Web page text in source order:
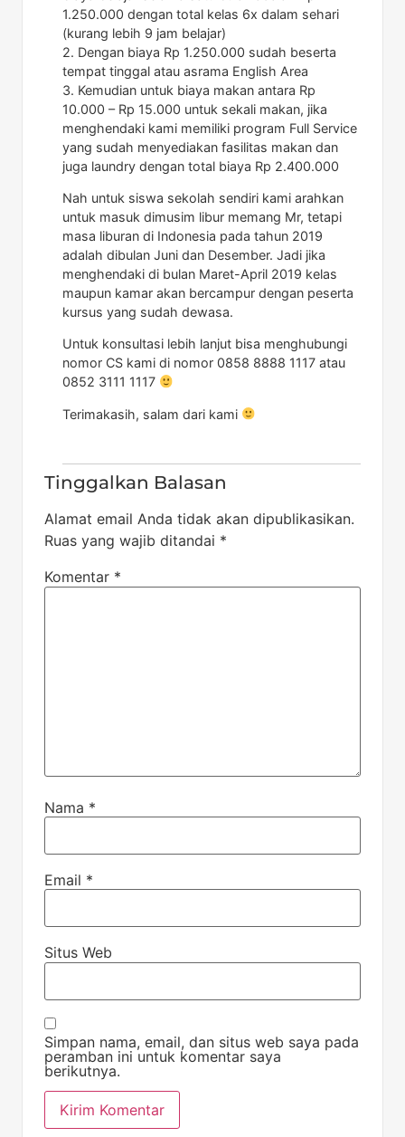
1.250.000 dengan total kelas 6x dalam sehari
(kurang lebih 9 jam belajar)
2. Dengan biaya Rp 1.250.000 sudah beserta
tempat tinggal atau asrama English Area
3. Kemudian untuk biaya makan antara Rp
10.000 – Rp 15.000 untuk sekali makan, jika
menghendaki kami memiliki program Full Service
yang sudah menyediakan fasilitas makan dan
juga laundry dengan total biaya Rp 2.400.000
Nah untuk siswa sekolah sendiri kami arahkan
untuk masuk dimusim libur memang Mr, tetapi
masa liburan di Indonesia pada tahun 2019
adalah dibulan Juni dan Desember. Jadi jika
menghendaki di bulan Maret-April 2019 kelas
maupun kamar akan bercampur dengan peserta
kursus yang sudah dewasa.
Untuk konsultasi lebih lanjut bisa menghubungi
nomor CS kami di nomor 0858 8888 1117 atau
0852 3111 1117
Terimakasih, salam dari kami
Tinggalkan Balasan
Alamat email Anda tidak akan dipublikasikan.
Ruas yang wajib ditandai *
Komentar *
Nama *
Email *
Situs Web
Simpan nama, email, dan situs web saya pada
peramban ini untuk komentar saya
berikutnya.